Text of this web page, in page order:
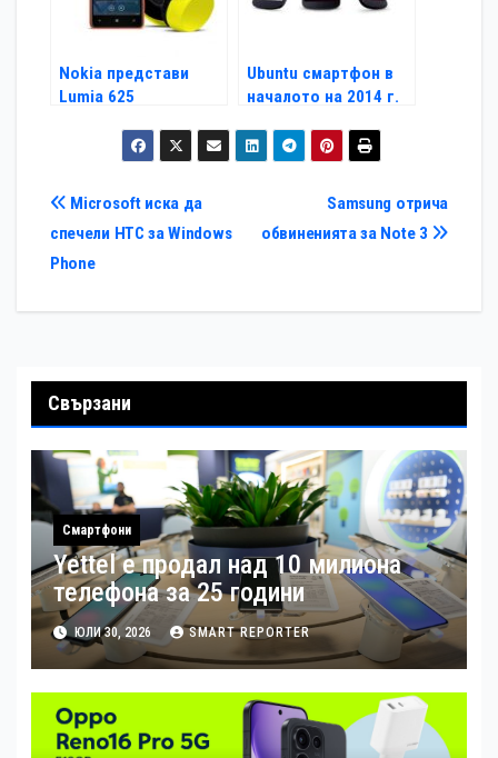
Nokia представи
Lumia 625
Ubuntu смартфон в
началото на 2014 г.
Навигация
Samsung отрича
обвиненията за Note 3
Microsoft иска да
спечели HTC за Windows
Phone
Свързани
Смартфони
Yettel е продал над 10 милиона
телефона за 25 години
ЮЛИ 30, 2026 SMART REPORTER